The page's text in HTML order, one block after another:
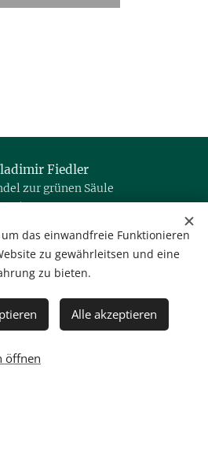
Fiedler
zur grünen Säule
20
+43 1 523 35 80
664 35 666 76
1400 0015 1089 7540
BAWAATWW
das einwandfreie Funktionieren
zu gewährleitsen und eine
zu bieten.
Alle akzeptieren
öffnen